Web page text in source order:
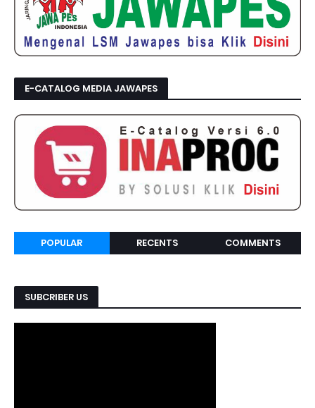
E-CATALOG MEDIA JAWAPES
POPULAR RECENTS COMMENTS
SUBCRIBER US